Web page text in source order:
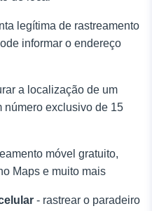
legítima de rastreamento
informar o endereço
a localização de um
número exclusivo de 15
móvel gratuito,
Maps e muito mais
- rastrear o paradeiro